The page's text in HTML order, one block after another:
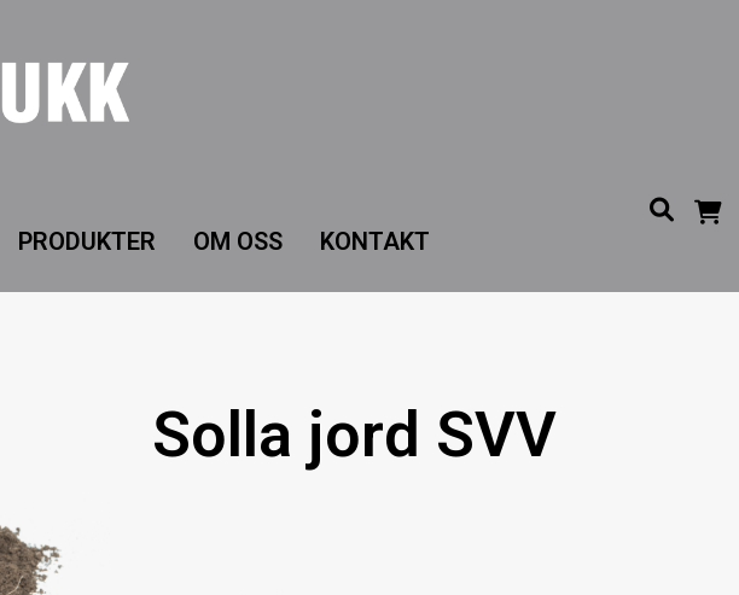
PRODUKTER OM OSS KONTAKT
Solla jord SVV